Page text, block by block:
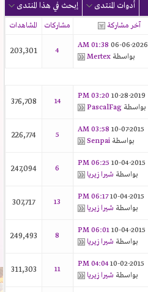
أدوات المنتدى إبحث في هذا المنتدى
آخر مشاركة مشاركات
المشاهدات
06-06-2026
01:38 AM
بواسطةMertex
203,301
10-28-2019
03:20 PM
بواسطةPascalFag
14
376,708
10-07-2015
03:58 AM
بواسطةSenpai
226,774
10-04-2015
06:25 PM
بواسطةشيرا زيريا
6
247,094
10-04-2015
06:17 PM
بواسطةشيرا زيريا
13
307,717
10-04-2015
06:01 PM
بواسطةشيرا زيريا
8
249,493
10-02-2015
04:04 PM
بواسطةشيرا زيريا
11
311,303